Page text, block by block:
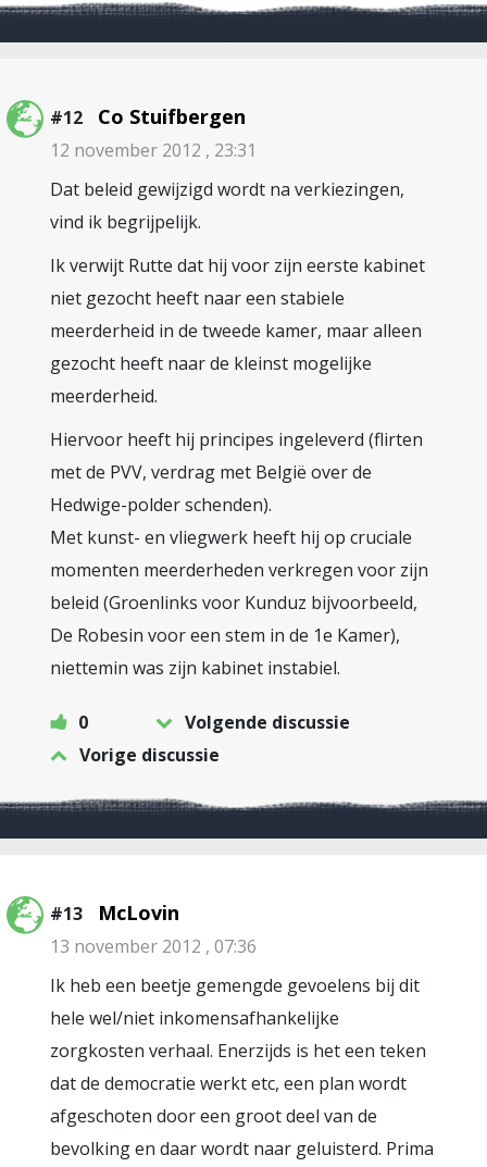
#12 Co Stuifbergen
12 november 2012 , 23:31
Dat beleid gewijzigd wordt na verkiezingen,
vind ik begrijpelijk.
Ik verwijt Rutte dat hij voor zijn eerste kabinet
niet gezocht heeft naar een stabiele
meerderheid in de tweede kamer, maar alleen
gezocht heeft naar de kleinst mogelijke
meerderheid.
Hiervoor heeft hij principes ingeleverd (flirten
met de PVV, verdrag met België over de
Hedwige-polder schenden).
Met kunst- en vliegwerk heeft hij op cruciale
momenten meerderheden verkregen voor zijn
beleid (Groenlinks voor Kunduz bijvoorbeeld,
De Robesin voor een stem in de 1e Kamer),
niettemin was zijn kabinet instabiel.
0
Volgende discussie
Vorige discussie
#13 McLovin
13 november 2012 , 07:36
Ik heb een beetje gemengde gevoelens bij dit
hele wel/niet inkomensafhankelijke
zorgkosten verhaal. Enerzijds is het een teken
dat de democratie werkt etc, een plan wordt
afgeschoten door een groot deel van de
bevolking en daar wordt naar geluisterd. Prima